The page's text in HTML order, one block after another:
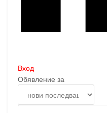
Вход
Обявление за